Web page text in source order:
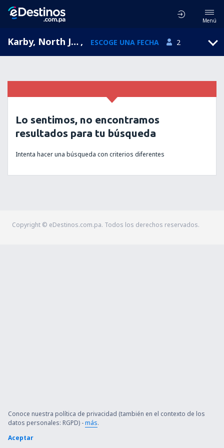
Menú
Karby, North Jutland, Dinamarca , ESCOGE UNA FECHA 2
Lo sentimos, no encontramos
resultados para tu búsqueda
Intenta hacer una búsqueda con criterios diferentes
Copyright © eDestinos.com.pa. Todos los derechos reservados.
Conoce nuestra política de privacidad (también en el contexto de los
datos personales: RGPD) -más.
Aceptar